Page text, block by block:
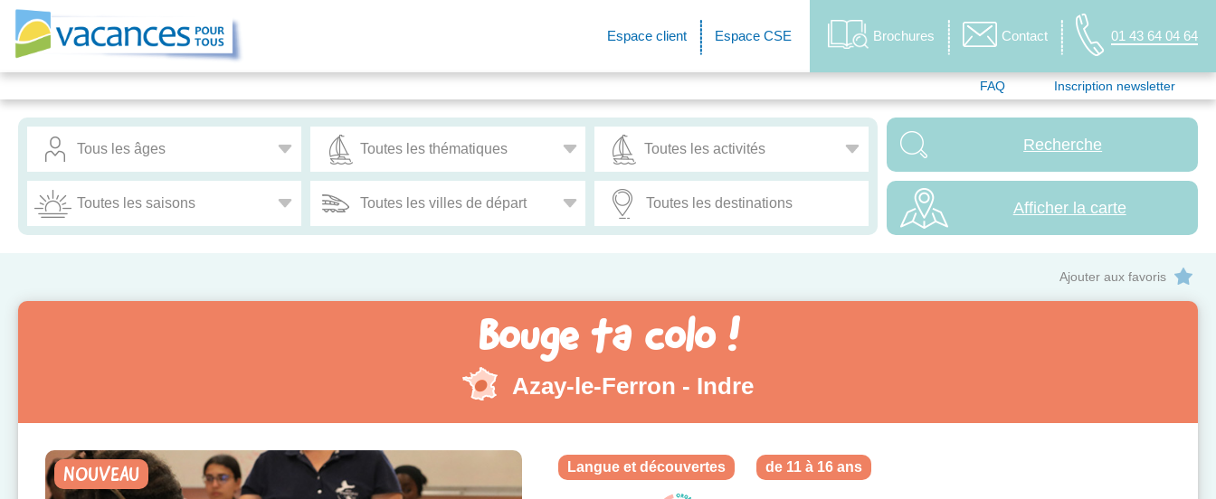
Espace client Espace CSE Brochures Contact 01 43 64 04 64
FAQ Inscription newsletter
Afficher la carte
Ajouter aux favoris
Bouge ta colo !
Azay-le-Ferron - Indre
NOUVEAU Langue et découvertes de 11 à 16 ans